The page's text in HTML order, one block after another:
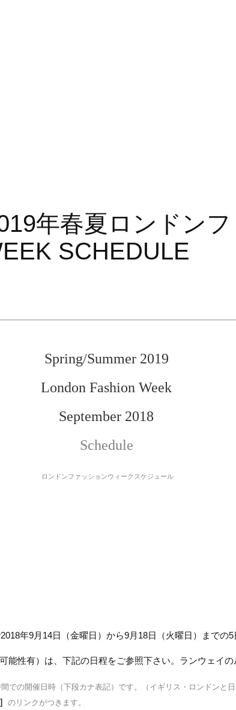
年春夏ロンドン
SCHEDULE
Spring/Summer 2019
London Fashion Week
September 2018
Schedule
ロンドンファッションウィークスケジュール
年9月14日（金曜日）から9月18日（火曜日）までの5
性有）は、下記の日程をご参照下さい。ランウェイの
の開催日時（下段カナ表記）です。（イギリス・ロンドンと
のリンクがつきます。